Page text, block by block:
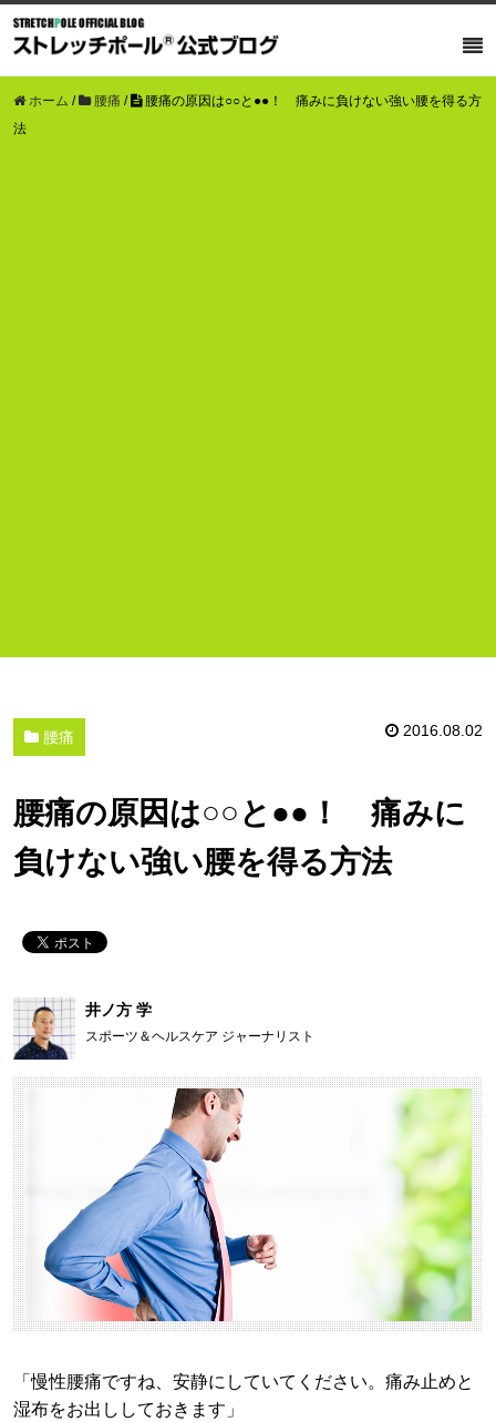
ホーム / 腰痛 /
腰痛の原因は○○と●●！ 痛みに負けない強い腰を得る方
法
腰痛 2016.08.02
腰痛の原因は○○と●●！ 痛みに
負けない強い腰を得る方法
井ノ方 学
スポーツ＆ヘルスケア ジャーナリスト
「慢性腰痛ですね、安静にしていてください。痛み止めと
湿布をお出ししておきます」